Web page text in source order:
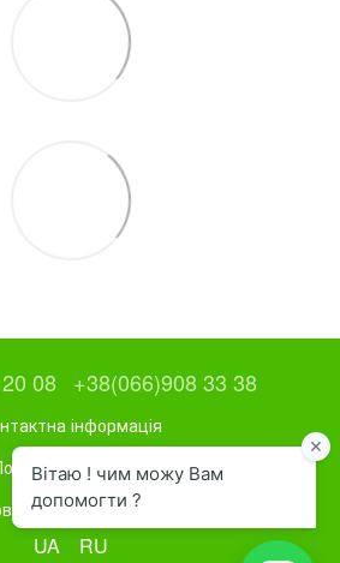
08 +38(066)908 33 38
інформація
версія сайту
та спортивне обладнання
UA RU